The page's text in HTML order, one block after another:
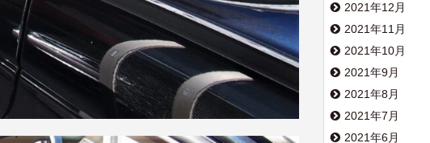
2021年12月
2021年11月
2021年10月
2021年9月
2021年8月
2021年7月
2021年6月